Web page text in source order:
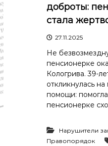
доброты:
стала
27.11.2025
Не
пенсионерке
Кологрива. 39-
откликнулась
помощи:
пенсионерке
Нарушители
Правопорядок